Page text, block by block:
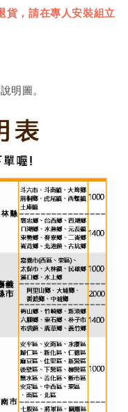
貨，請在專人安裝組立
明圖。